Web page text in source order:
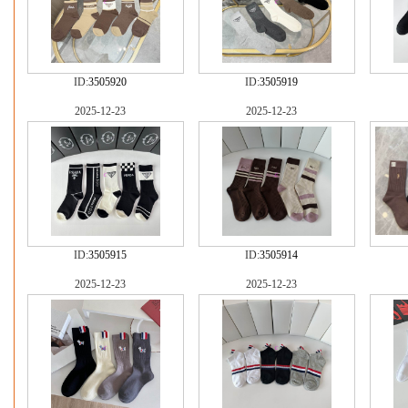
ID:3505920 ID:3505919
2025-12-23
ID:3505915
2025-12-23
ID:3505914
2025-12-23 2025-12-23